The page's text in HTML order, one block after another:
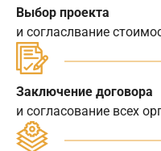
Выбор проекта
и согласлвание
Заключение договора
и согласование всех